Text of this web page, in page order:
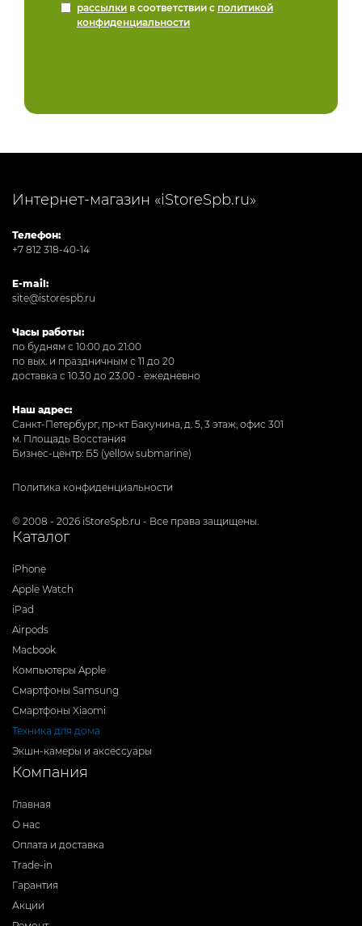
рассылки в соответствии с политикой
конфиденциальности
Интернет-магазин «iStoreSpb.ru»
Телефон:
+7 812 318-40-14
E-mail:
site@istorespb.ru
Часы работы:
по будням с 10:00 до 21:00
по вых. и праздничным с 11 до 20
доставка с 10.30 до 23.00 - ежедневно
Наш адрес:
Санкт-Петербург, пр-кт Бакунина, д. 5, 3 этаж, офис 301
м. Площадь Восстания
Бизнес-центр: Б5 (yellow submarine)
Политика конфиденциальности
© 2008 - 2026 iStoreSpb.ru - Все права защищены.
Каталог
iPhone
Apple Watch
iPad
Airpods
Macbook
Компьютеры Apple
Смартфоны Samsung
Смартфоны Xiaomi
Техника для дома
Экшн-камеры и аксессуары
Компания
Главная
О нас
Оплата и доставка
Trade-in
Гарантия
Акции